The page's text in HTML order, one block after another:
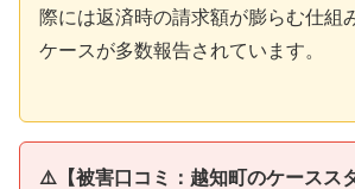
際には返済時の請求額が膨らむ仕組
ケースが多数報告されています。
⚠️【被害口コミ：越知町のケースス